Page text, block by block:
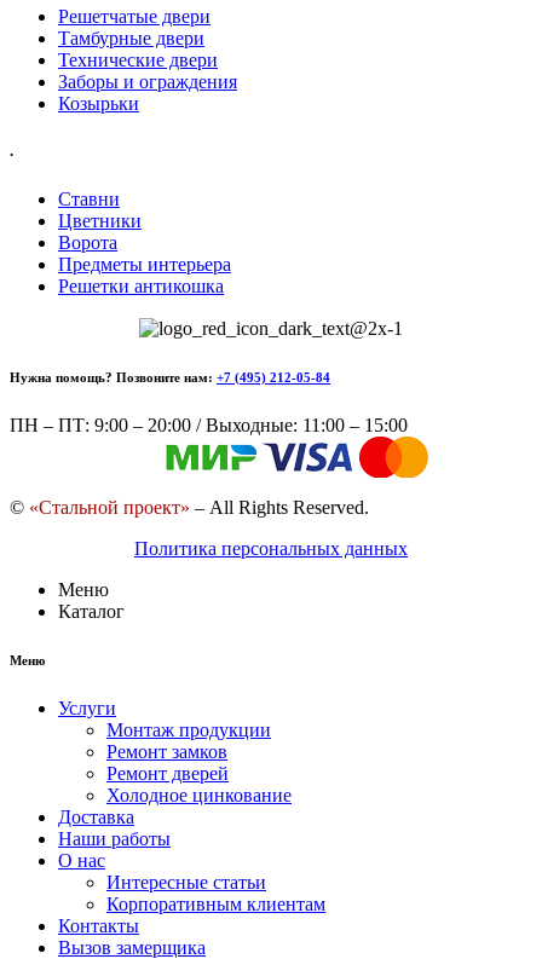
Решетчатые двери
Тамбурные двери
Технические двери
Заборы и ограждения
Козырьки
.
Ставни
Цветники
Ворота
Предметы интерьера
Решетки антикошка
Нужна помощь? Позвоните нам: +7 (495) 212-05-84
ПН – ПТ: 9:00 – 20:00 / Выходные: 11:00 – 15:00
© «Стальной проект» – All Rights Reserved.
Политика персональных данных
Меню
Каталог
Меню
Услуги
Монтаж продукции
Ремонт замков
Ремонт дверей
Холодное цинкование
Доставка
Наши работы
О нас
Интересные статьи
Корпоративным клиентам
Контакты
Вызов замерщика